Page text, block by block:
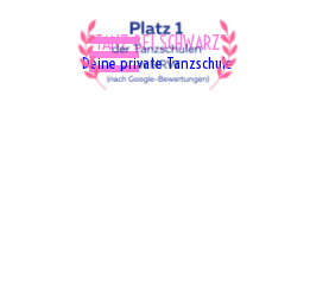
Menü überspringen
"TANZ BEI SCHWARZ"
Deine private Tanzschule